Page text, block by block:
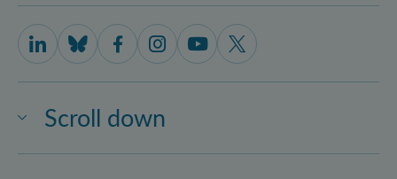
Scroll down
IQOQI Vienna on LinkedIn
IQOQI Vienna on Bluesky
IQOQI Vienna on Facebook
IQOQI Vienna on Instagram
IQOQI Vienna on Youtube
IQOQI Vienna on X